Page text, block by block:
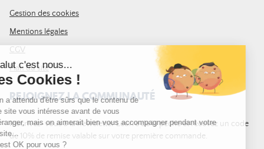
Gestion des cookies
Mentions légales
CGV
Plan du site
REJOIGNEZ LA COMMUNAUTÉ
Inscrivez-vous à la newsletter Leurre de la pêche et recevez un code
de 10% de remise valable sur votre première commande.